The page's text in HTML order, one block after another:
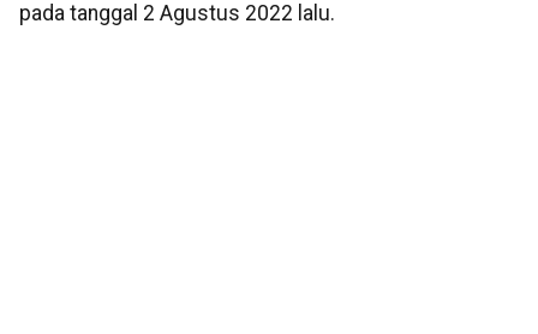
pada tanggal 2 Agustus 2022 lalu.